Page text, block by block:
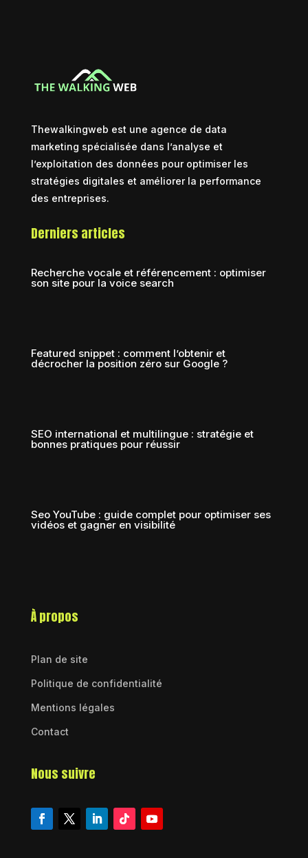
Thewalkingweb est une agence de data
marketing spécialisée dans l’analyse et
l’exploitation des données pour optimiser les
stratégies digitales et améliorer la performance
des entreprises.
Derniers articles
Recherche vocale et référencement : optimiser
son site pour la voice search
Featured snippet : comment l’obtenir et
décrocher la position zéro sur Google ?
SEO international et multilingue : stratégie et
bonnes pratiques pour réussir
Seo YouTube : guide complet pour optimiser ses
vidéos et gagner en visibilité
À propos
Plan de site
Politique de confidentialité
Mentions légales
Contact
Nous suivre